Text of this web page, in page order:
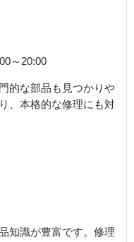
～20:00
的な部品も見つかりや
、本格的な修理にも対
知識が豊富です。修理